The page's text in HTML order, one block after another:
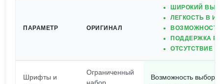
ПАРАМЕТР ОРИГИНАЛ
ШИРОКИЙ
ЛЕГКОСТЬ В
ПОДДЕРЖКА
ОТСУТСТВИЕ
Шрифты и
Ограниченный
Возможность